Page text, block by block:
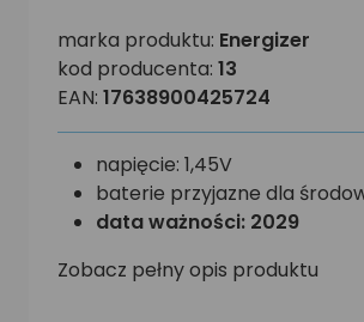
marka produktu: Energizer
kod producenta: 13
EAN: 17638900425724
napięcie: 1,45V
baterie przyjazne dla
data ważności: 2029
Zobacz pełny opis produktu